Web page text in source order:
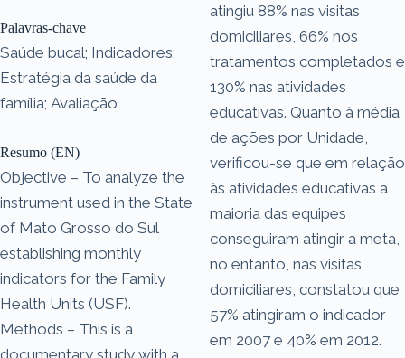
Palavras-chave
Saúde bucal; Indicadores;
Estratégia da saúde da
família; Avaliação
Resumo (EN)
Objective – To analyze the
instrument used in the State
of Mato Grosso do Sul
establishing monthly
indicators for the Family
Health Units (USF).
Methods – This is a
documentary study with a
atingiu 88% nas visitas
domiciliares, 66% nos
tratamentos completados e
130% nas atividades
educativas. Quanto à média
de ações por Unidade,
verificou-se que em relação
às atividades educativas a
maioria das equipes
conseguiram atingir a meta,
no entanto, nas visitas
domiciliares, constatou que
57% atingiram o indicador
em 2007 e 40% em 2012.